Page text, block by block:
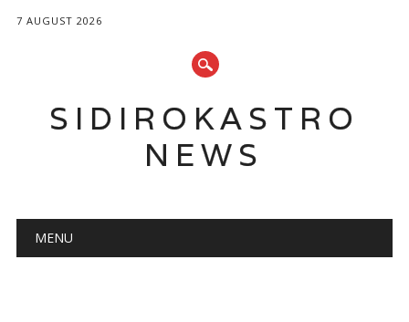
7 AUGUST 2026
SIDIROKASTRO
NEWS
Main menu
MENU